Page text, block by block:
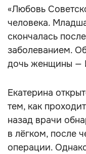
«Любовь
человека.
скончалась
заболеванием.
дочь женщины —
Екатерина
тем, как
назад врачи
в лёгком, после
операции.